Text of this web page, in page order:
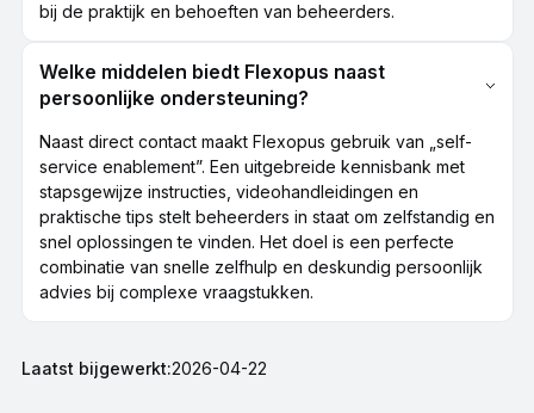
bij de praktijk en behoeften van beheerders.
Welke middelen biedt Flexopus naast
persoonlijke ondersteuning?
Naast direct contact maakt Flexopus gebruik van „self-
service enablement”. Een uitgebreide kennisbank met
stapsgewijze instructies, videohandleidingen en
praktische tips stelt beheerders in staat om zelfstandig en
snel oplossingen te vinden. Het doel is een perfecte
combinatie van snelle zelfhulp en deskundig persoonlijk
advies bij complexe vraagstukken.
Laatst bijgewerkt:2026-04-22